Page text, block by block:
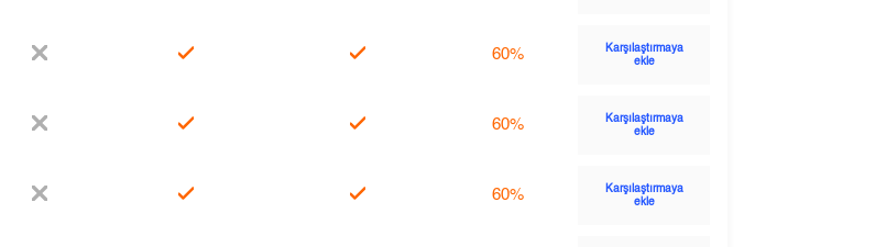
60%
Karşılaştırmaya
ekle
60%
Karşılaştırmaya
ekle
60%
Karşılaştırmaya
ekle